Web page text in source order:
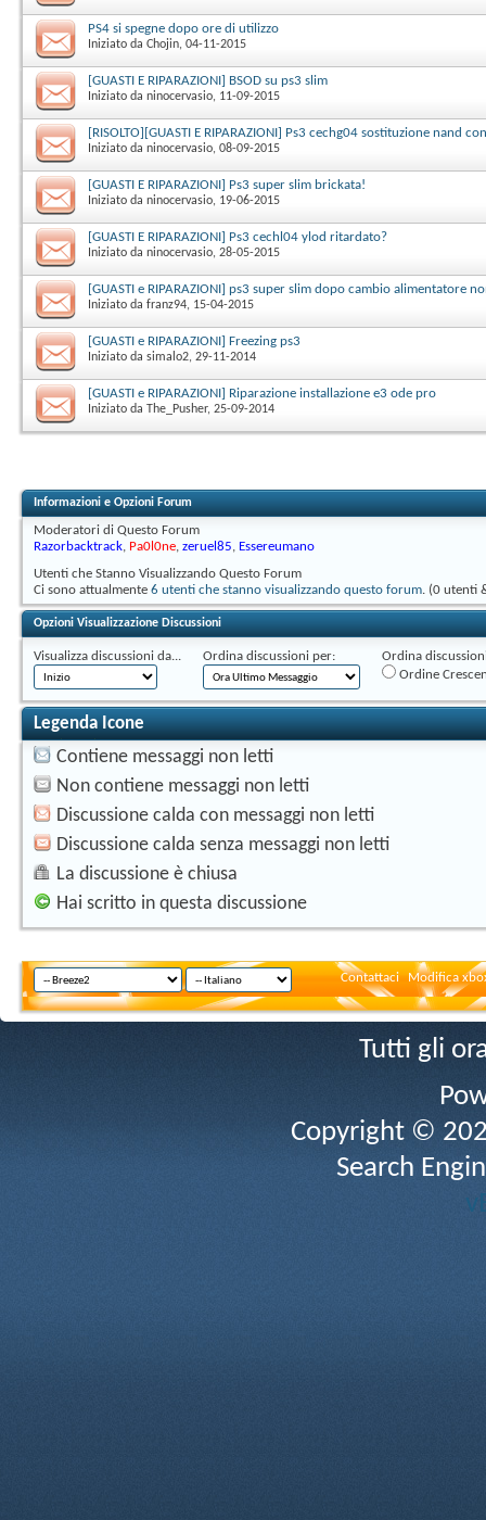
PS4 si spegne dopo ore di utilizzo
Iniziato da Chojin‎, 04-11-2015
[GUASTI E RIPARAZIONI] BSOD su ps3 slim
Iniziato da ninocervasio‎, 11-09-2015
[RISOLTO][GUASTI E RIPARAZIONI] Ps3 cechg04 sostituzione nand
Iniziato da ninocervasio‎, 08-09-2015
[GUASTI E RIPARAZIONI] Ps3 super slim brickata!
Iniziato da ninocervasio‎, 19-06-2015
[GUASTI E RIPARAZIONI] Ps3 cechl04 ylod ritardato?
Iniziato da ninocervasio‎, 28-05-2015
[GUASTI e RIPARAZIONI] ps3 super slim dopo cambio alimentatore
Iniziato da franz94‎, 15-04-2015
[GUASTI e RIPARAZIONI] Freezing ps3
Iniziato da simalo2‎, 29-11-2014
[GUASTI e RIPARAZIONI] Riparazione installazione e3 ode pro
Iniziato da The_Pusher‎, 25-09-2014
Informazioni e Opzioni Forum
Moderatori di Questo Forum
Razorbacktrack, Pa0l0ne, zeruel85, Essereumano
Utenti che Stanno Visualizzando Questo Forum
Ci sono attualmente 6 utenti che stanno visualizzando questo forum. (0 utenti
Opzioni Visualizzazione Discussioni
Visualizza discussioni da... Ordina discussioni per:
Ordina
Ordine
Legenda Icone
Contiene messaggi non letti
Non contiene messaggi non letti
Discussione calda con messaggi non letti
Discussione calda senza messaggi non letti
La discussione è chiusa
Hai scritto in questa discussione
Contattaci Modifica
Tutti gli
Copyright ©
Search